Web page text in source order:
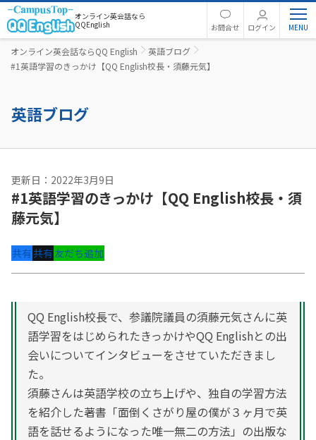
オンライン英会話なら
QQEnglish
お問合せ ログイン
オンライン英会話ならQQ English
英語ブログ
#1英語学習のきっかけ【QQ English校長・須藤元気】
英語ブログ
更新日：2022年3月9日
#1英語学習のきっかけ【QQ English校長・須
藤元気】
共有共有友だち追加
QQ English校長で、参議院議員の須藤元気さんに英
語学習をはじめられたきっかけやQQ Englishとの出
会いについてインタビューをさせていただきまし
た。
須藤さんは英語学校の立ち上げや、独自の学習方法
を紹介した著書「面倒くさがり屋の僕が３ヶ月で英
語を話せるようになった唯一無二の方法」の出版な